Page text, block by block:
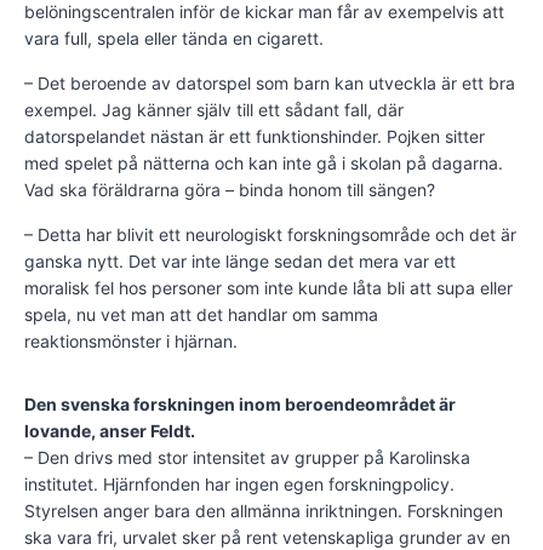
belöningscentralen inför de kickar man får av exempelvis att
vara full, spela eller tända en cigarett.
– Det beroende av datorspel som barn kan utveckla är ett bra
exempel. Jag känner själv till ett sådant fall, där
datorspelandet nästan är ett funktionshinder. Pojken sitter
med spelet på nätterna och kan inte gå i skolan på dagarna.
Vad ska föräldrarna göra – binda honom till sängen?
– Detta har blivit ett neurologiskt forskningsområde och det är
ganska nytt. Det var inte länge sedan det mera var ett
moralisk fel hos personer som inte kunde låta bli att supa eller
spela, nu vet man att det handlar om samma
reaktionsmönster i hjärnan.
Den svenska forskningen inom beroendeområdet är
lovande, anser Feldt.
– Den drivs med stor intensitet av grupper på Karolinska
institutet. Hjärnfonden har ingen egen forskningpolicy.
Styrelsen anger bara den allmänna inriktningen. Forskningen
ska vara fri, urvalet sker på rent vetenskapliga grunder av en